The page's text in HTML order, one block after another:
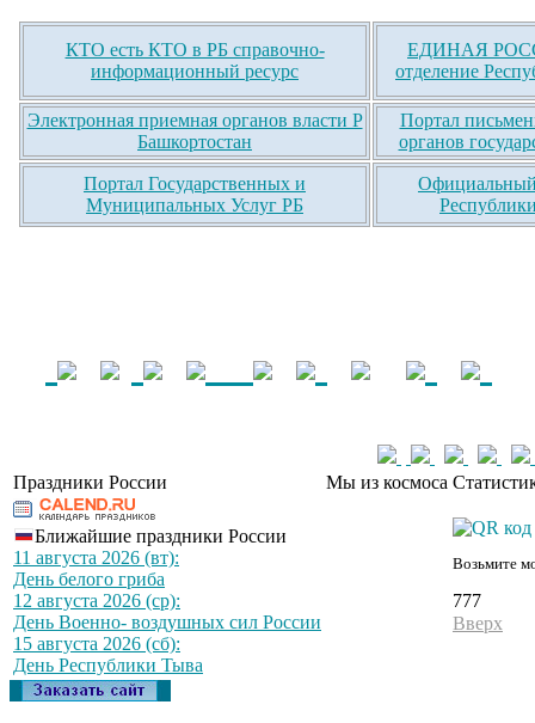
КТО есть КТО в РБ справочно-
информационный ресурс
ЕДИНАЯ
отделение
Электронная приемная органов власти Р
Башкортостан
Портал
органов
Портал Государственных и
Муниципальных Услуг РБ
Официальный
Праздники России Мы из космоса
Ближайшие праздники России
11 августа 2026 (вт):
День белого гриба
12 августа 2026 (ср):
День Военно- воздушных сил России
15 августа 2026 (сб):
День Республики Тыва
Возьмите
777
Вверх